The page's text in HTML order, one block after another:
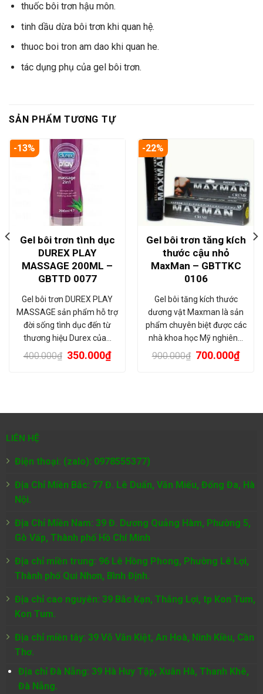
thuốc bôi trơn hậu môn.
tinh dầu dừa bôi trơn khi quan hệ.
thuoc boi tron am dao khi quan he.
tác dụng phụ của gel bôi trơn.
SẢN PHẨM TƯƠNG TỰ
-13%
Gel bôi trơn tình dục
DUREX PLAY
MASSAGE 200ML –
GBTTD 0077
Gel bôi trơn DUREX PLAY
MASSAGE sản phẩm hỗ trợ
đời sống tình dục đến từ
thương hiệu Durex của…
400.000₫ 350.000₫
-22%
Gel bôi trơn tăng kích
thước cậu nhỏ
MaxMan – GBTTKC
0106
Gel bôi tăng kích thước
dương vật Maxman là sản
phẩm chuyên biệt được các
nhà khoa học Mỹ nghiên…
900.000₫ 700.000₫
LIÊN HỆ
Điện thoại: (zalo): 0978555377)
Địa Chỉ Miền Bắc: 77 Đ. Lê Duẩn, Văn Miếu, Đống Đa, Hà
Nội.
Địa Chỉ Miền Nam: 39 Đ. Dương Quảng Hàm, Phường 5,
Gò Vấp, Thành phố Hồ Chí Minh
Địa chỉ miền trung: 96 Lê Hồng Phong, Phường Lê Lợi,
Thành phố Qui Nhơn, Bình Định.
Địa chỉ cao nguyên: 39 Bắc Kạn, Thắng Lợi, tp Kon Tum,
Kon Tum.
Địa chỉ miền tây: 39 Võ Văn Kiệt, An Hoà, Ninh Kiều, Cần
Thơ.
Địa chỉ Đà Nẵng: 39 Hà Huy Tập, Xuân Hà, Thanh Khê,
Đà Nẵng.